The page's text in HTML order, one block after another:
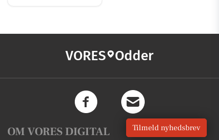
VORES Odder
OM VORES DIGITAL Tilmeld nyhedsbrev